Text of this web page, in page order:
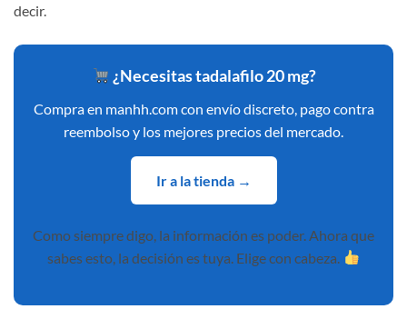
decir.
¿Necesitas tadalafilo 20 mg?
Compra en manhh.com con envío discreto, pago contra
reembolso y los mejores precios del mercado.
Ir a la tienda →
Como siempre digo, la información es poder. Ahora que
sabes esto, la decisión es tuya. Elige con cabeza.